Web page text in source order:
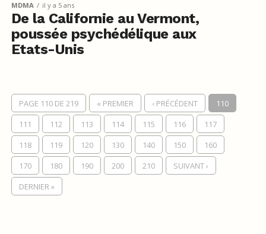
MDMA il y a 5 ans
De la Californie au Vermont,
poussée psychédélique aux
Etats-Unis
PAGE 110 DE 219 « PREMIER ‹ PRÉCÉDENT
110
111
112 113 114 115 116
117
118
119 120 130 140 150
160
170
180 190 200 210
SUIVANT ›
DERNIER »